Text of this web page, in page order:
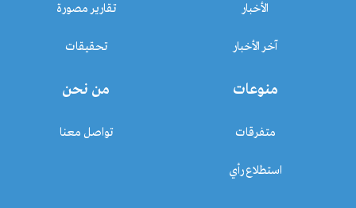
الأخبار
آخر الأخبار
تقارير مصورة
تحقيقات
منوعات
متفرقات
استطلاع رأي
من نحن
تواصل معنا